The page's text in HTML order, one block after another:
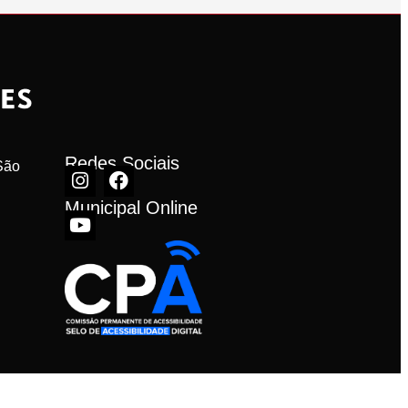
Redes Sociais
Municipal Online